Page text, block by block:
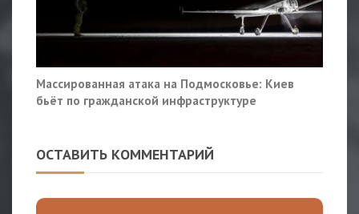
Массированная атака на Подмосковье: Киев
бьёт по гражданской инфраструктуре
ОСТАВИТЬ КОММЕНТАРИЙ